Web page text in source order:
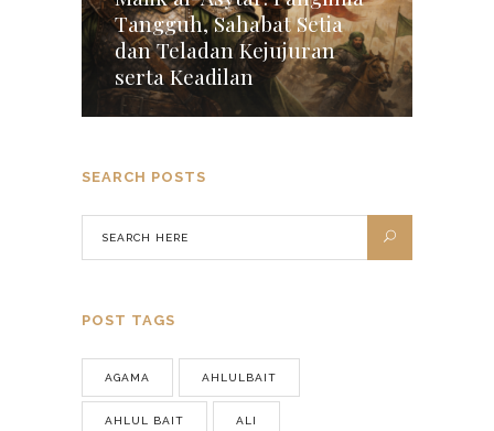
Tangguh, Sahabat Setia
dan Teladan Kejujuran
serta Keadilan
SEARCH POSTS
POST TAGS
AGAMA AHLULBAIT
AHLUL BAIT ALI